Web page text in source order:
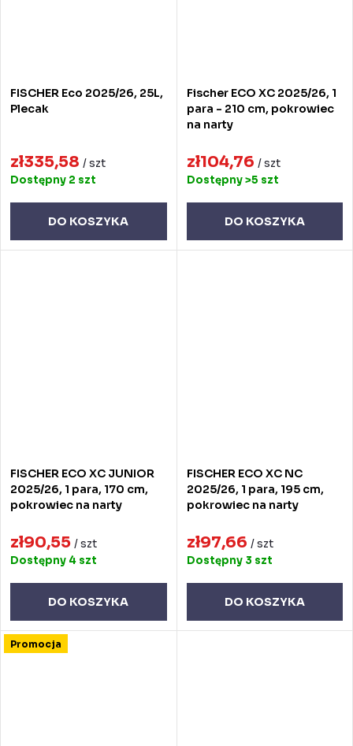
FISCHER Eco 2025/26, 25L,
Plecak
zł335,58 / szt
Dostępny 2 szt
DO KOSZYKA
Fischer ECO XC 2025/26, 1
para - 210 cm, pokrowiec
na narty
zł104,76 / szt
Dostępny>5 szt
DO KOSZYKA
FISCHER ECO XC JUNIOR
2025/26, 1 para, 170 cm,
pokrowiec na narty
zł90,55 / szt
Dostępny 4 szt
DO KOSZYKA
FISCHER ECO XC NC
2025/26, 1 para, 195 cm,
pokrowiec na narty
zł97,66 / szt
Dostępny 3 szt
DO KOSZYKA
Promocja